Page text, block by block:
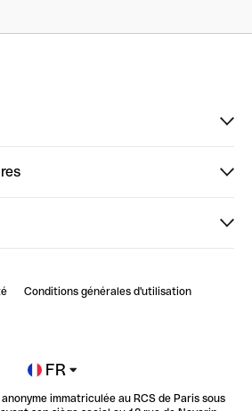
productivité
Conditions générales d'utilisation
FR
immatriculée au RCS de Paris sous